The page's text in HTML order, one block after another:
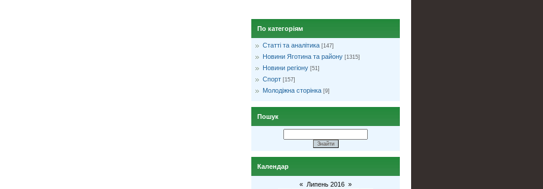
По категоріям
Статті та аналітика [147]
Новини Яготина та району [1315]
Новини регіону [51]
Спорт [157]
Молодіжна сторінка [9]
Пошук
Календар
« Липень 2016 »